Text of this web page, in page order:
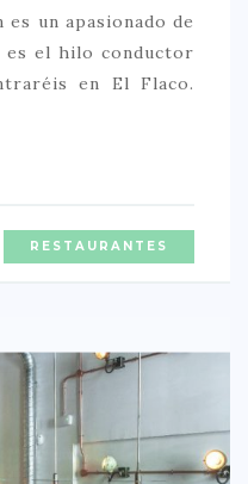
es un apasionado de
es el hilo conductor
en El Flaco.
RESTAURANTES